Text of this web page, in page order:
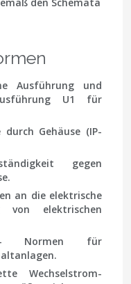
Ausführung und
U1 für
durch Gehäuse (IP-
gegen
an die elektrische
von elektrischen
Normen für
Wechselstrom-